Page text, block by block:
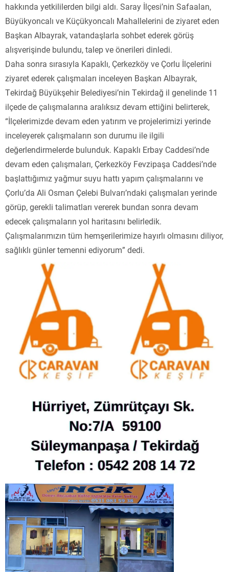
hakkında yetkililerden bilgi aldı. Saray İlçesi’nin Safaalan,
Büyükyoncalı ve Küçükyoncalı Mahallelerini de ziyaret eden
Başkan Albayrak, vatandaşlarla sohbet ederek görüş
alışverişinde bulundu, talep ve önerileri dinledi.
Daha sonra sırasıyla Kapaklı, Çerkezköy ve Çorlu İlçelerini
ziyaret ederek çalışmaları inceleyen Başkan Albayrak,
Tekirdağ Büyükşehir Belediyesi’nin Tekirdağ il genelinde 11
ilçede de çalışmalarına aralıksız devam ettiğini belirterek,
“İlçelerimizde devam eden yatırım ve projelerimizi yerinde
inceleyerek çalışmaların son durumu ile ilgili
değerlendirmelerde bulunduk. Kapaklı Erbay Caddesi’nde
devam eden çalışmaları, Çerkezköy Fevzipaşa Caddesi’nde
başlattığımız yağmur suyu hattı yapım çalışmalarını ve
Çorlu’da Ali Osman Çelebi Bulvarı’ndaki çalışmaları yerinde
görüp, gerekli talimatları vererek bundan sonra devam
edecek çalışmaların yol haritasını belirledik.
Çalışmalarımızın tüm hemşerilerimize hayırlı olmasını diliyor,
sağlıklı günler temenni ediyorum” dedi.